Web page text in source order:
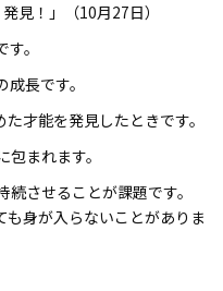
見！」（10月27日）
。
長です。
才能を発見したときです。
まれます。
させることが課題です。
身が入らないことがありま